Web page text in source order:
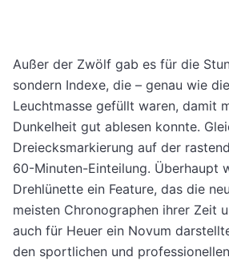
Außer der Zwölf gab es für die
sondern Indexe, die – genau wie
Leuchtmasse gefüllt waren, damit
Dunkelheit gut ablesen konnte.
Dreiecksmarkierung auf der
60-Minuten-Einteilung. Überhaupt
Drehlünette ein Feature, das die
meisten Chronographen ihrer Zeit
auch für Heuer ein Novum
den sportlichen und